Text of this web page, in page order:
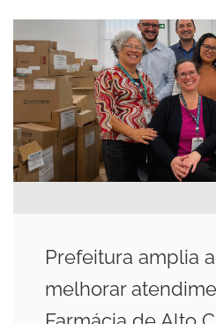
Prefeitura amplia
melhorar